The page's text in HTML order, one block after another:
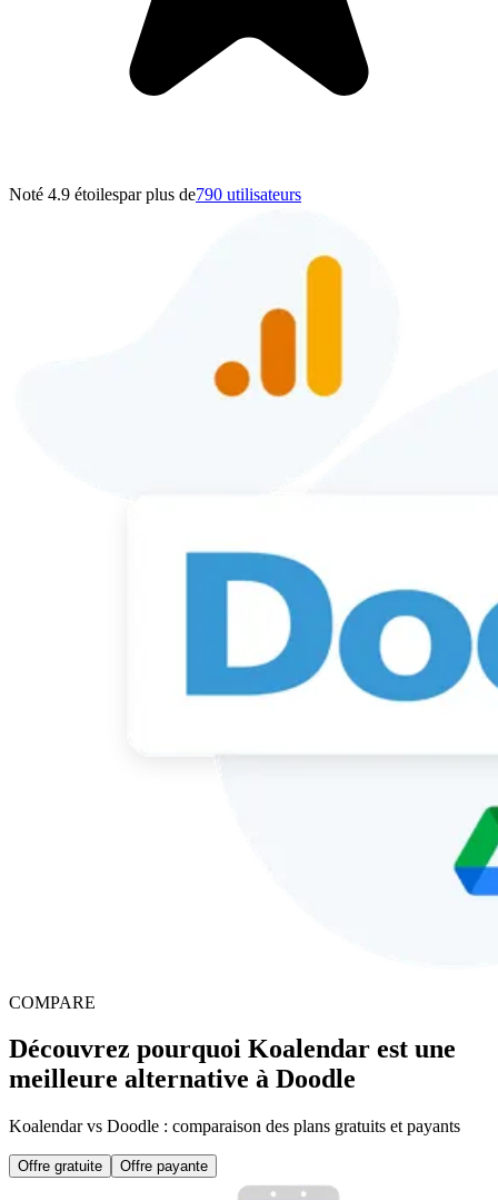
Noté 4.9 étoilespar plus de790 utilisateurs
COMPARE
Découvrez pourquoi Koalendar est une
meilleure alternative à Doodle
Koalendar vs Doodle : comparaison des plans gratuits et payants
Offre gratuite Offre payante